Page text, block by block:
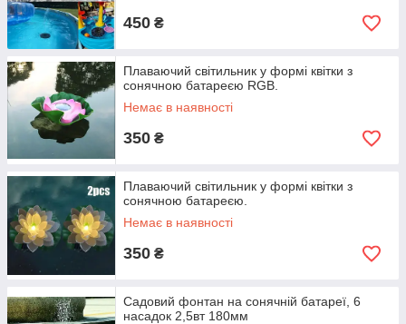
450 ₴
Плаваючий світильник у формі квітки з
сонячною батареєю RGB.
Немає в наявності
350 ₴
Плаваючий світильник у формі квітки з
сонячною батареєю.
Немає в наявності
350 ₴
Садовий фонтан на сонячній батареї, 6
насадок 2,5вт 180мм